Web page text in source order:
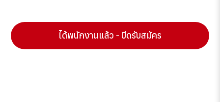
ได้พนักงานแล้ว - ปิดรับสมัคร